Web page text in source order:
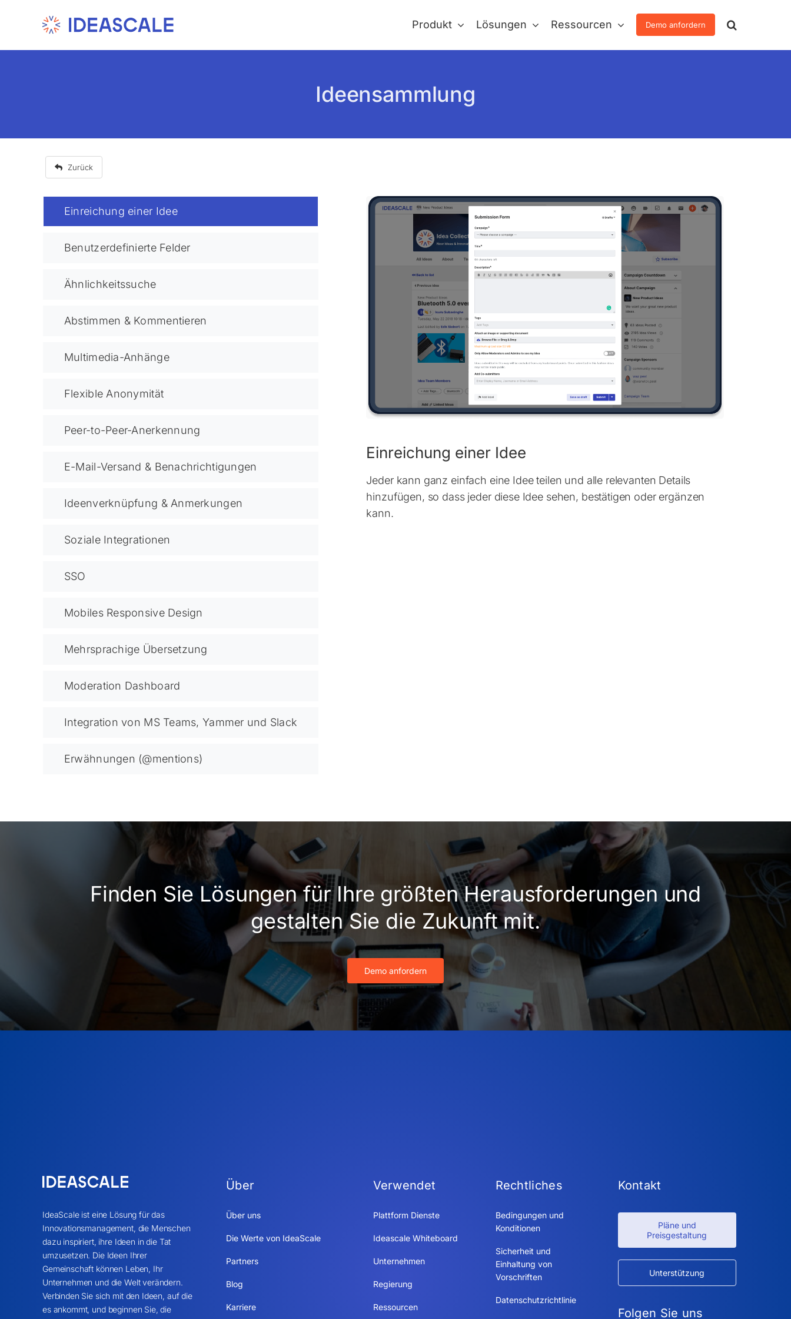
Produkt Lösungen Ressourcen Demo anfordern
Ideensammlung
Zurück
Einreichung einer Idee
Benutzerdefinierte Felder
Ähnlichkeitssuche
Abstimmen & Kommentieren
Multimedia-Anhänge
Flexible Anonymität
Peer-to-Peer-Anerkennung
E-Mail-Versand & Benachrichtigungen
Ideenverknüpfung & Anmerkungen
Soziale Integrationen
SSO
Mobiles Responsive Design
Mehrsprachige Übersetzung
Moderation Dashboard
Integration von MS Teams, Yammer und Slack
Erwähnungen (@mentions)
Einreichung einer Idee
Jeder kann ganz einfach eine Idee teilen und alle relevanten Details
hinzufügen, so dass jeder diese Idee sehen, bestätigen oder ergänzen
kann.
Finden Sie Lösungen für Ihre größten Herausforderungen und
gestalten Sie die Zukunft mit.
Demo anfordern
IdeaScale ist eine Lösung für das
Innovationsmanagement, die Menschen
dazu inspiriert, ihre Ideen in die Tat
umzusetzen. Die Ideen Ihrer
Gemeinschaft können Leben, Ihr
Unternehmen und die Welt verändern.
Verbinden Sie sich mit den Ideen, auf die
es ankommt, und beginnen Sie, die
Über
Über uns
Die Werte von IdeaScale
Partners
Blog
Karriere
Verwendet
Plattform Dienste
Ideascale Whiteboard
Unternehmen
Regierung
Ressourcen
Rechtliches
Bedingungen und
Konditionen
Sicherheit und
Einhaltung von
Vorschriften
Datenschutzrichtlinie
Kontakt
Pläne und
Preisgestaltung
Unterstützung
Folgen Sie uns